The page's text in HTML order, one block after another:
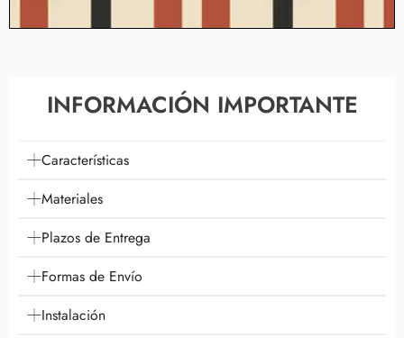
INFORMACIÓN IMPORTANTE
Características
Materiales
Plazos de Entrega
Formas de Envío
Instalación